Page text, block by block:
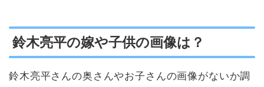
鈴木亮平の嫁や子供の画像は？
鈴木亮平さんの奥さんやお子さんの画像がないか調